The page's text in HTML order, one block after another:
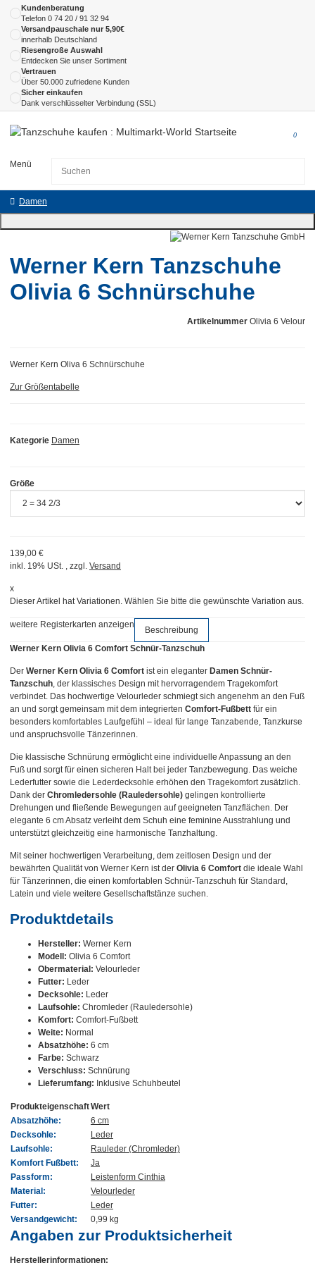
Kundenberatung
Telefon 0 74 20 / 91 32 94
Versandpauschale nur 5,90€
innerhalb Deutschland
Riesengroße Auswahl
Entdecken Sie unser Sortiment
Vertrauen
Über 50.000 zufriedene Kunden
Sicher einkaufen
Dank verschlüsselter Verbindung (SSL)
Menü
0
Damen
Werner Kern Tanzschuhe
Olivia 6 Schnürschuhe
Artikelnummer Olivia 6 Velour
Kategorie Damen
Werner Kern Oliva 6 Schnürschuhe
Zur Größentabelle
Größe
139,00 €
inkl. 19% USt. , zzgl. Versand
x
Dieser Artikel hat Variationen. Wählen Sie bitte die gewünschte Variation aus.
weitere Registerkarten anzeigen
Beschreibung
Werner Kern Olivia 6 Comfort Schnür-Tanzschuh
Der Werner Kern Olivia 6 Comfort ist ein eleganter Damen Schnür-
Tanzschuh , der klassisches Design mit hervorragendem Tragekomfort
verbindet. Das hochwertige Velourleder schmiegt sich angenehm an den Fuß
an und sorgt gemeinsam mit dem integrierten Comfort-Fußbett für ein
besonders komfortables Laufgefühl – ideal für lange Tanzabende, Tanzkurse
und anspruchsvolle Tänzerinnen.
Die klassische Schnürung ermöglicht eine individuelle Anpassung an den
Fuß und sorgt für einen sicheren Halt bei jeder Tanzbewegung. Das weiche
Lederfutter sowie die Lederdecksohle erhöhen den Tragekomfort zusätzlich.
Dank der Chromledersohle (Rauledersohle) gelingen kontrollierte
Drehungen und fließende Bewegungen auf geeigneten Tanzflächen. Der
elegante 6 cm Absatz verleiht dem Schuh eine feminine Ausstrahlung und
unterstützt gleichzeitig eine harmonische Tanzhaltung.
Mit seiner hochwertigen Verarbeitung, dem zeitlosen Design und der
bewährten Qualität von Werner Kern ist der Olivia 6 Comfort die ideale Wahl
für Tänzerinnen, die einen komfortablen Schnür-Tanzschuh für Standard,
Latein und viele weitere Gesellschaftstänze suchen.
Produktdetails
Hersteller: Werner Kern
Modell: Olivia 6 Comfort
Obermaterial: Velourleder
Futter: Leder
Decksohle: Leder
Laufsohle: Chromleder (Rauledersohle)
Komfort: Comfort-Fußbett
Weite: Normal
Absatzhöhe: 6 cm
Farbe: Schwarz
Verschluss: Schnürung
Lieferumfang: Inklusive Schuhbeutel
ProdukteigenschaftWert
Absatzhöhe:
6 cm
Decksohle:
Leder
Laufsohle:
Rauleder (Chromleder)
Komfort Fußbett:
Ja
Passform:
Leistenform Cinthia
Material:
Velourleder
Futter:
Leder
Versandgewicht:
0,99 kg
Angaben zur Produktsicherheit
Herstellerinformationen: